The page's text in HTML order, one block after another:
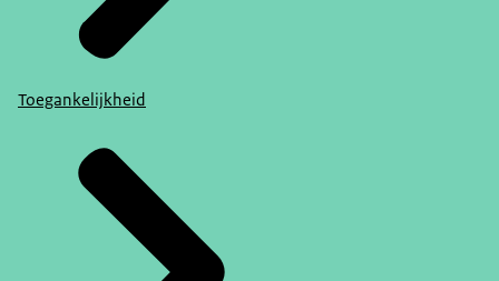
Toegankelijkheid